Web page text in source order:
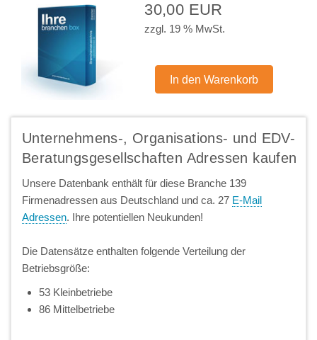
30,00 EUR
zzgl. 19 % MwSt.
Unternehmens-, Organisations- und EDV-
Beratungsgesellschaften Adressen kaufen
Unsere Datenbank enthält für diese Branche 139
Firmenadressen aus Deutschland und ca. 27 E-Mail
Adressen. Ihre potentiellen Neukunden!
Die Datensätze enthalten folgende Verteilung der
Betriebsgröße:
53 Kleinbetriebe
86 Mittelbetriebe